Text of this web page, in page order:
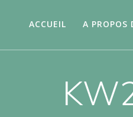
ACCUEIL A PROPOS